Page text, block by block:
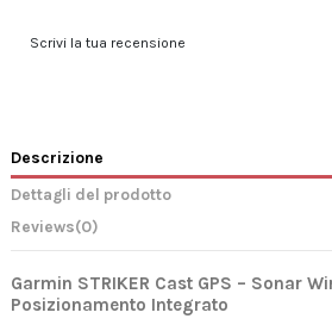
Scrivi la tua recensione
Descrizione
Dettagli del prodotto
Reviews(0)
Garmin STRIKER Cast GPS – Sonar
Posizionamento Integrato